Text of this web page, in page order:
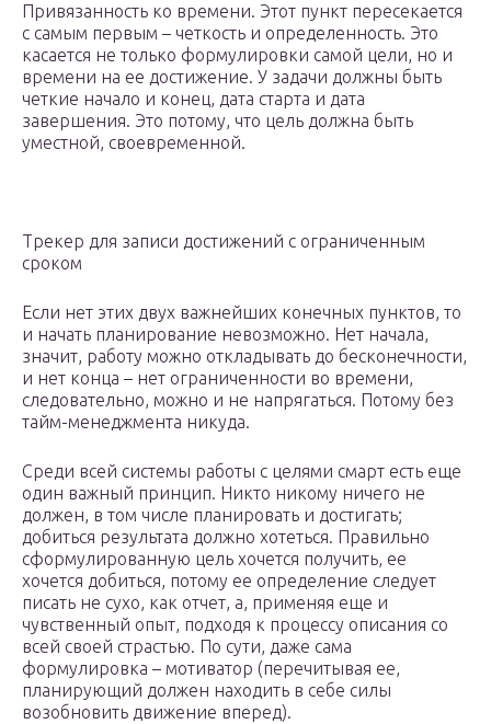
Привязанность ко времени. Этот пункт пересекается
с самым первым – четкость и определенность. Это
касается не только формулировки самой цели, но и
времени на ее достижение. У задачи должны быть
четкие начало и конец, дата старта и дата
завершения. Это потому, что цель должна быть
уместной, своевременной.
Трекер для записи достижений с ограниченным
сроком
Если нет этих двух важнейших конечных пунктов, то
и начать планирование невозможно. Нет начала,
значит, работу можно откладывать до бесконечности,
и нет конца – нет ограниченности во времени,
следовательно, можно и не напрягаться. Потому без
тайм-менеджмента никуда.
Среди всей системы работы с целями смарт есть еще
один важный принцип. Никто никому ничего не
должен, в том числе планировать и достигать;
добиться результата должно хотеться. Правильно
сформулированную цель хочется получить, ее
хочется добиться, потому ее определение следует
писать не сухо, как отчет, а, применяя еще и
чувственный опыт, подходя к процессу описания со
всей своей страстью. По сути, даже сама
формулировка – мотиватор (перечитывая ее,
планирующий должен находить в себе силы
возобновить движение вперед).